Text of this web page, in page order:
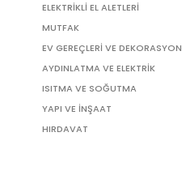
ELEKTRİKLİ EL ALETLERİ
MUTFAK
EV GEREÇLERİ VE DEKORASYON
AYDINLATMA VE ELEKTRİK
ISITMA VE SOĞUTMA
YAPI VE İNŞAAT
HIRDAVAT